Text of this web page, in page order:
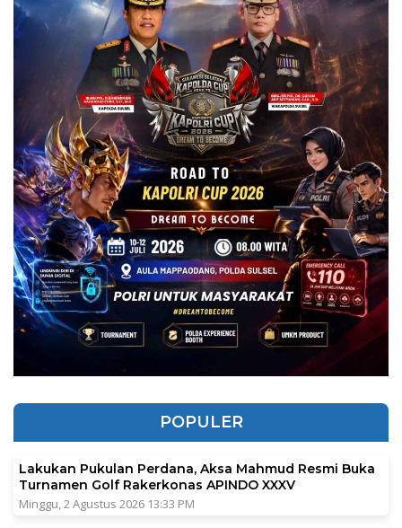
POPULER
Lakukan Pukulan Perdana, Aksa Mahmud Resmi Buka
Turnamen Golf Rakerkonas APINDO XXXV
Minggu, 2 Agustus 2026 13:33 PM